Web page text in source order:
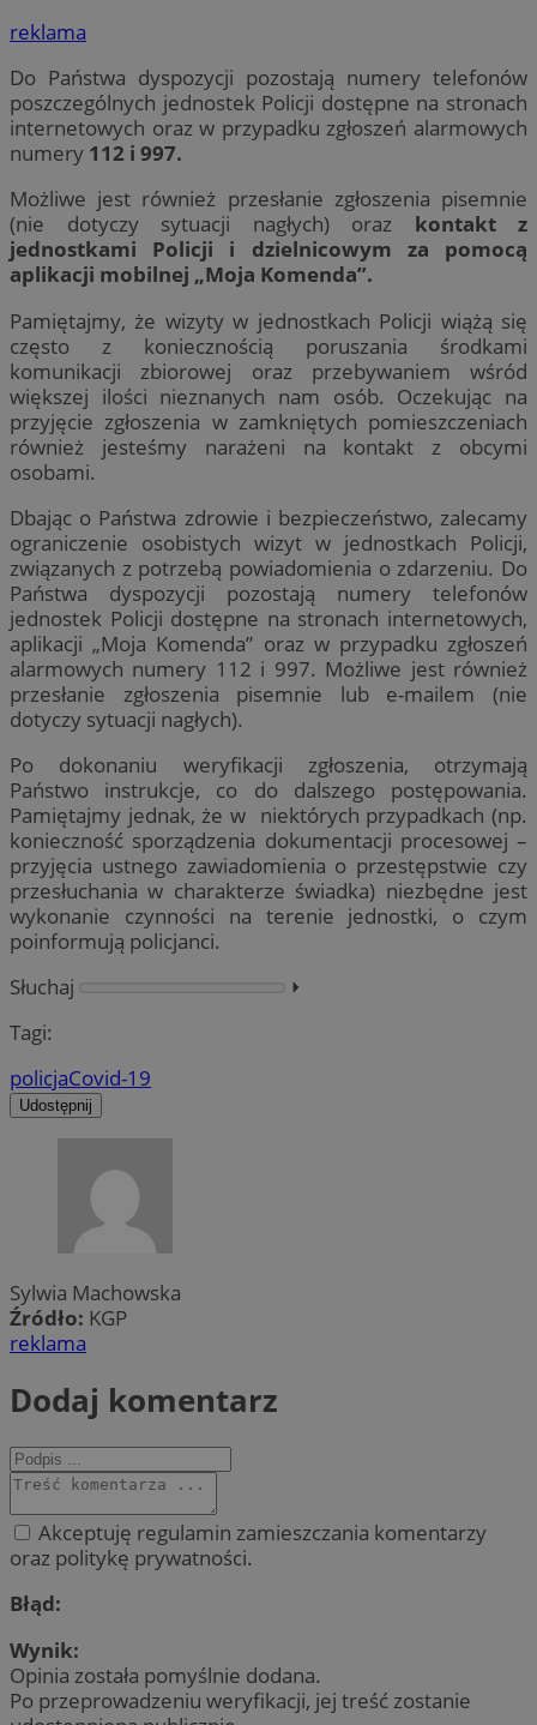
reklama
Do Państwa dyspozycji pozostają numery telefonów
poszczególnych jednostek Policji dostępne na stronach
internetowych oraz w przypadku zgłoszeń alarmowych
numery 112 i 997.
Możliwe jest również przesłanie zgłoszenia pisemnie
(nie dotyczy sytuacji nagłych) oraz kontakt z
jednostkami Policji i dzielnicowym za pomocą
aplikacji mobilnej „Moja Komenda”.
Pamiętajmy, że wizyty w jednostkach Policji wiążą się
często z koniecznością poruszania środkami
komunikacji zbiorowej oraz przebywaniem wśród
większej ilości nieznanych nam osób. Oczekując na
przyjęcie zgłoszenia w zamkniętych pomieszczeniach
również jesteśmy narażeni na kontakt z obcymi
osobami.
Dbając o Państwa zdrowie i bezpieczeństwo, zalecamy
ograniczenie osobistych wizyt w jednostkach Policji,
związanych z potrzebą powiadomienia o zdarzeniu. Do
Państwa dyspozycji pozostają numery telefonów
jednostek Policji dostępne na stronach internetowych,
aplikacji „Moja Komenda” oraz w przypadku zgłoszeń
alarmowych numery 112 i 997. Możliwe jest również
przesłanie zgłoszenia pisemnie lub e-mailem (nie
dotyczy sytuacji nagłych).
Po dokonaniu weryfikacji zgłoszenia, otrzymają
Państwo instrukcje, co do dalszego postępowania.
Pamiętajmy jednak, że w niektórych przypadkach (np.
konieczność sporządzenia dokumentacji procesowej –
przyjęcia ustnego zawiadomienia o przestępstwie czy
przesłuchania w charakterze świadka) niezbędne jest
wykonanie czynności na terenie jednostki, o czym
poinformują policjanci.
Słuchaj
⏵︎
Tagi:
policjaCovid-19
Udostępnij
Sylwia Machowska
Źródło: KGP
reklama
Dodaj komentarz
Akceptuję regulamin zamieszczania komentarzy
oraz politykę prywatności.
Błąd:
Wynik:
Opinia została pomyślnie dodana.
Po przeprowadzeniu weryfikacji, jej treść zostanie